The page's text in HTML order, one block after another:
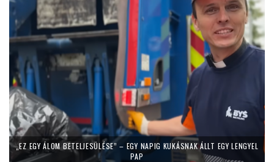
„EZ EGY ÁLOM BETELJESÜLÉSE” – EGY NAPIG KUKÁSNAK ÁLLT EGY LENGYEL
PAP